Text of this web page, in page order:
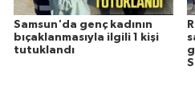
Samsun'da genç kadının
bıçaklanmasıyla ilgili 1 kişi
tutuklandı